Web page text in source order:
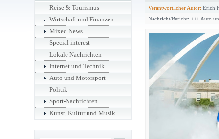
Verantwortlicher Autor: Erich
Nachricht/Bericht: +++ Auto
Reise & Tourismus
Wirtschaft und Finanzen
Mixed News
Special interest
Lokale Nachrichten
Internet und Technik
Auto und Motorsport
Politik
Sport-Nachrichten
Kunst, Kultur und Musik